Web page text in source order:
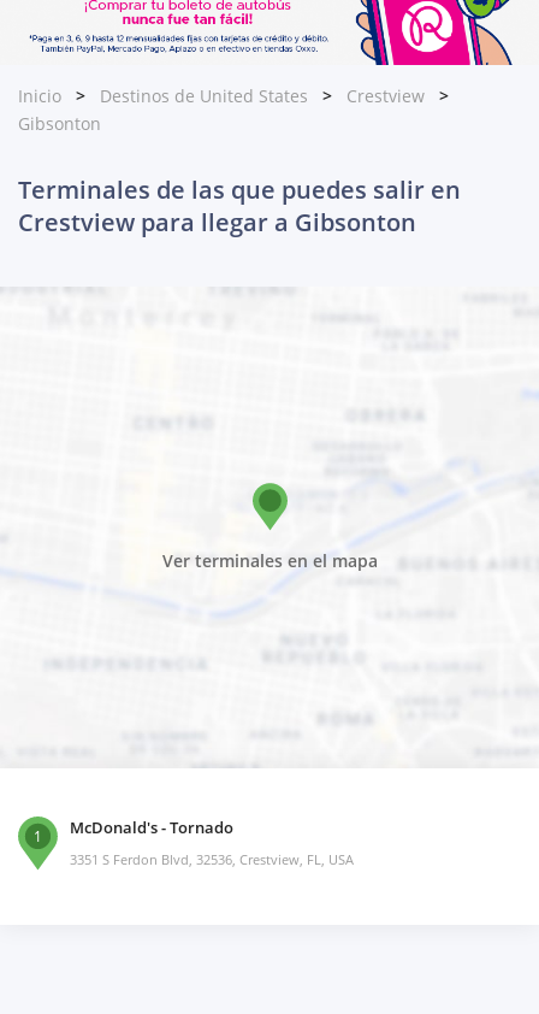
Inicio Destinos de United States
Crestview
Gibsonton
Terminales de las que puedes salir en
Crestview para llegar a Gibsonton
Ver terminales en el mapa
1 McDonald's - Tornado
3351 S Ferdon Blvd, 32536, Crestview, FL, USA